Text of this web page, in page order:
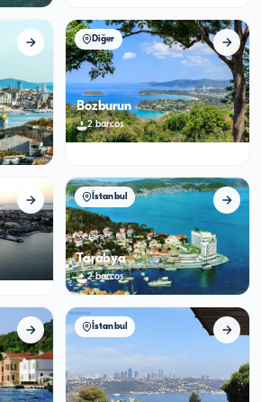
Diğer
Bozburun
2 barcos
İstanbul
Tarabya
2 barcos
İstanbul